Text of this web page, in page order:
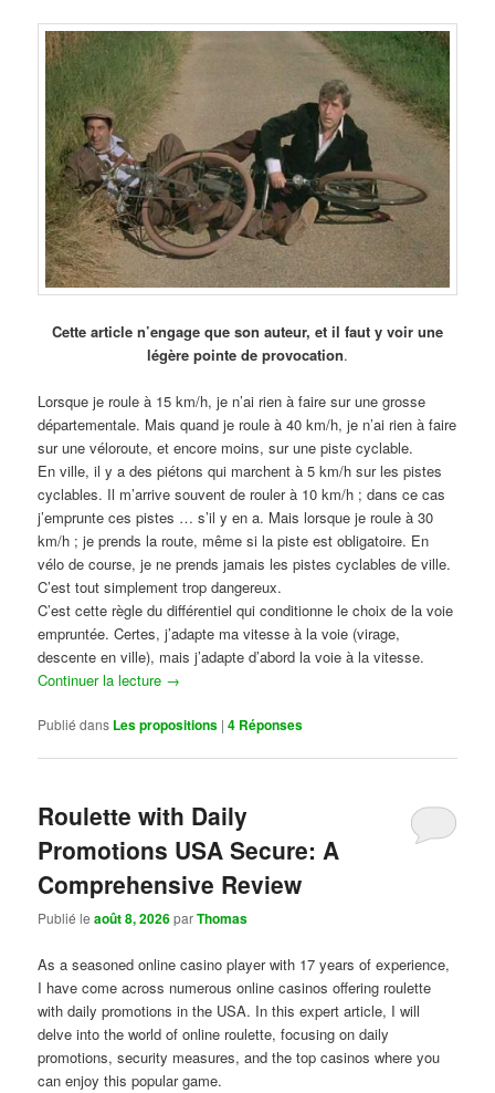
Cette article n’engage que son auteur, et il faut y voir une
légère pointe de provocation.
Lorsque je roule à 15 km/h, je n’ai rien à faire sur une grosse
départementale. Mais quand je roule à 40 km/h, je n’ai rien à faire
sur une véloroute, et encore moins, sur une piste cyclable.
En ville, il y a des piétons qui marchent à 5 km/h sur les pistes
cyclables. Il m’arrive souvent de rouler à 10 km/h ; dans ce cas
j’emprunte ces pistes … s’il y en a. Mais lorsque je roule à 30
km/h ; je prends la route, même si la piste est obligatoire. En
vélo de course, je ne prends jamais les pistes cyclables de ville.
C’est tout simplement trop dangereux.
C’est cette règle du différentiel qui conditionne le choix de la voie
empruntée. Certes, j’adapte ma vitesse à la voie (virage,
descente en ville), mais j’adapte d’abord la voie à la vitesse.
Continuer la lecture →
Publié dans Les propositions |4 Réponses
Roulette with Daily
Promotions USA Secure: A
Comprehensive Review
Publié leaoût 8, 2026parThomas
As a seasoned online casino player with 17 years of experience,
I have come across numerous online casinos offering roulette
with daily promotions in the USA. In this expert article, I will
delve into the world of online roulette, focusing on daily
promotions, security measures, and the top casinos where you
can enjoy this popular game.